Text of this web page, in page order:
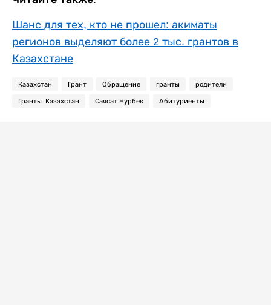
Шанс для тех, кто не прошел: акиматы
регионов выделяют более 2 тыс. грантов в
Казахстане
Казахстан Грант Обращение гранты родители
Гранты. Казахстан Саясат Нурбек Абитуриенты